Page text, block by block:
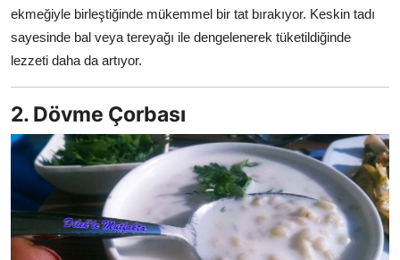
ekmeğiyle birleştiğinde mükemmel bir tat bırakıyor. Keskin tadı
sayesinde bal veya tereyağı ile dengelenerek tüketildiğinde
lezzeti daha da artıyor.
2. Dövme Çorbası